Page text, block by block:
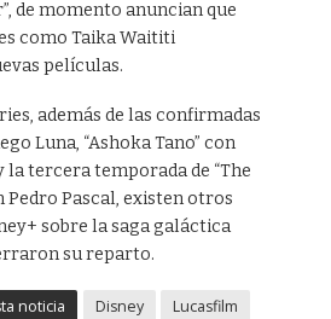
de momento anuncian que
como Taika Waititi
películas.
además de las confirmadas
Luna, “Ashoka Tano” con
la tercera temporada de “The
Pedro Pascal, existen otros
sobre la saga galáctica
su reparto.
noticia Disney
Lucasfilm